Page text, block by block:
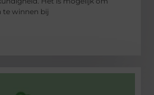
te winnen bij